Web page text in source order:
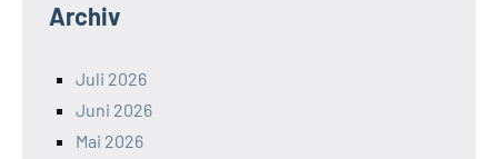
Archiv
Juli 2026
Juni 2026
Mai 2026